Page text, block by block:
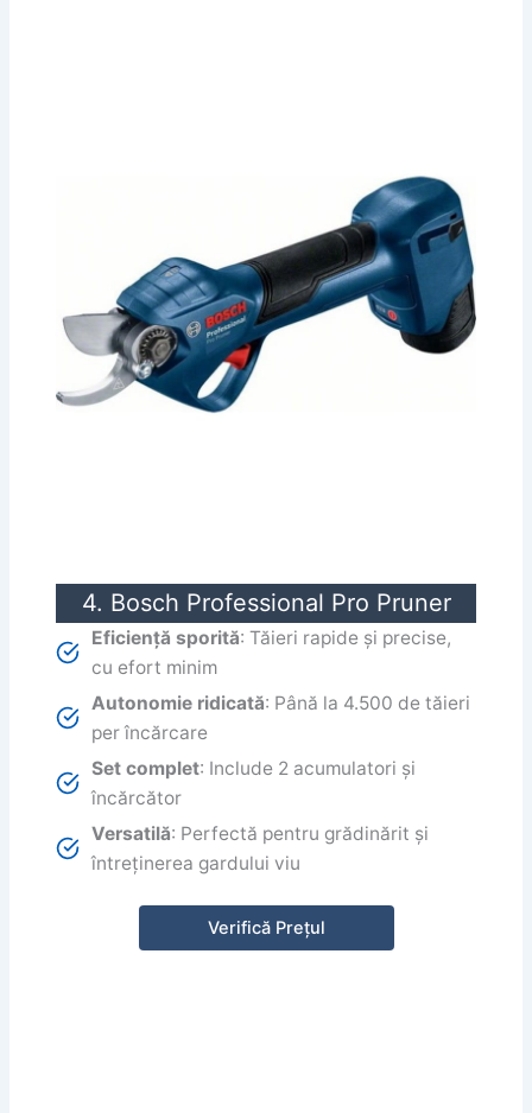
4. Bosch Professional Pro Pruner
Eficiență sporită: Tăieri rapide și precise,
cu efort minim
Autonomie ridicată: Până la 4.500 de tăieri
per încărcare
Set complet: Include 2 acumulatori și
încărcător
Versatilă: Perfectă pentru grădinărit și
întreținerea gardului viu
Verifică Prețul